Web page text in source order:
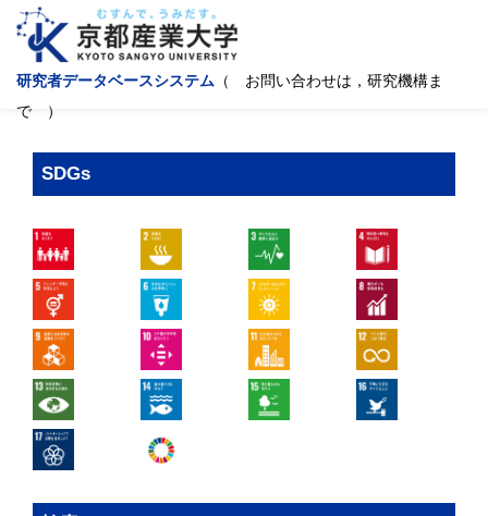
研究者データベースシステム （ お問い合わせは，研究機構ま
で ）
SDGs